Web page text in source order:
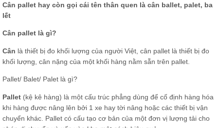
Cân pallet hay còn gọi cái tên thân quen là cân ballet, palet, ba
lết
Cân pallet là gì?
Cân là thiết bị đo khối lượng của người Việt, cân pallet là thiết bị đo
khối lượng, cân nặng của một khối hàng nằm sẵn trên pallet.
Pallet/ Balet/ Palet là gì?
Pallet (kệ kê hàng) là một cấu trúc phẳng dùng để cố định hàng hóa
khi hàng được nâng lên bởi 1 xe hay tời nâng hoặc các thiết bị vận
chuyển khác. Pallet có cấu tạo cơ bản của một đơn vị lượng tải cho